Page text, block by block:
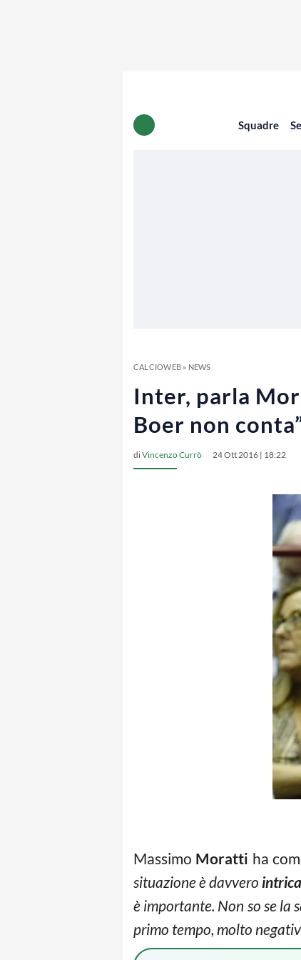
Squadre
CALCIOWEB» NEWS
Inter, parla
Boer non
diVincenzo Currò 24 Ott 2016 | 18:22
Massimo Moratti ha
situazione è davvero
è importante. Non so se la
primo tempo, molto